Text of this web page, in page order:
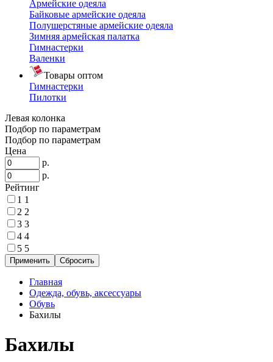
Армейские одеяла
Байковые армейские одеяла
Полушерстяные армейские одеяла
Зимняя армейская палатка
Гимнастерки
Валенки
Товары оптом
Гимнастерки
Пилотки
Левая колонка
Подбор по параметрам
Подбор по параметрам
Цена
р.
р.
Рейтинг
1 1
2 2
3 3
4 4
5 5
Главная
Одежда, обувь, аксессуары
Обувь
Бахилы
Бахилы